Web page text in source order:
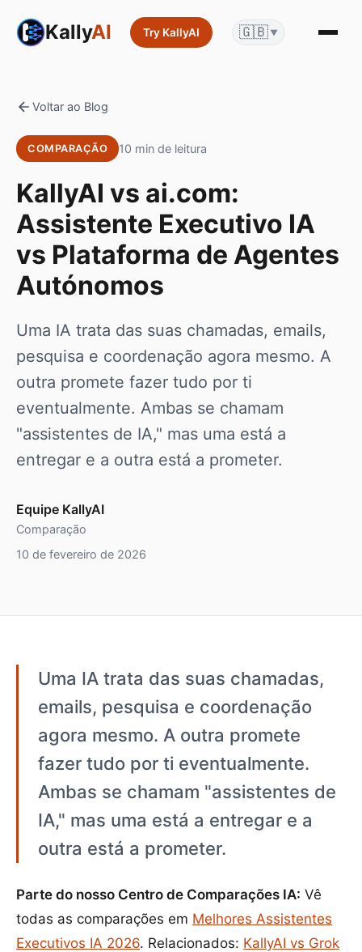
KallyAI Try KallyAI 🇬🇧 ▼
Voltar ao Blog
COMPARAÇÃO 10 min de leitura
KallyAI vs ai.com:
Assistente Executivo IA
vs Plataforma de Agentes
Autónomos
Uma IA trata das suas chamadas, emails,
pesquisa e coordenação agora mesmo. A
outra promete fazer tudo por ti
eventualmente. Ambas se chamam
"assistentes de IA," mas uma está a
entregar e a outra está a prometer.
Equipe KallyAI
Comparação
10 de fevereiro de 2026
Uma IA trata das suas chamadas,
emails, pesquisa e coordenação
agora mesmo. A outra promete
fazer tudo por ti eventualmente.
Ambas se chamam "assistentes de
IA," mas uma está a entregar e a
outra está a prometer.
Parte do nosso Centro de Comparações IA: Vê
todas as comparações em Melhores Assistentes
Executivos IA 2026. Relacionados: KallyAI vs Grok